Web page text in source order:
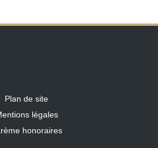
Plan de site
légales
honoraires